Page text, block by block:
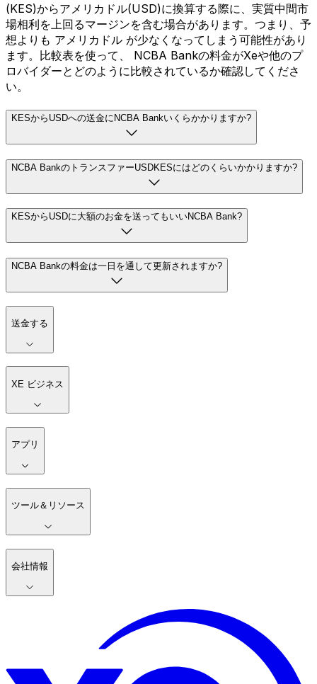
(KES)からアメリカドル(USD)に換算する際に、実質中間市
場相利を上回るマージンを含む場合があります。つまり、予
想よりも アメリカドル が少なくなってしまう可能性があり
ます。比較表を使って、 NCBA Bankの料金がXeや他のプ
ロバイダーとどのように比較されているか確認してくださ
い。
KESからUSDへの送金にNCBA Bankいくらかかりますか?
NCBA BankのトランスファーUSDKESにはどのくらいかかりますか?
KESからUSDに大額のお金を送ってもいいNCBA Bank?
NCBA Bankの料金は一日を通して更新されますか?
送金する
XE ビジネス
アプリ
ツール＆リソース
会社情報